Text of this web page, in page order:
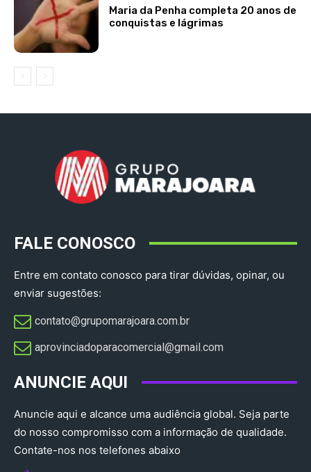
Maria da Penha completa 20 anos de
conquistas e lágrimas
FALE CONOSCO
Entre em contato conosco para tirar dúvidas, opinar, ou
enviar sugestões:
contato@grupomarajoara.com.br
aprovinciadoparacomercial@gmail.com​
ANUNCIE AQUI
Anuncie aqui e alcance uma audiência global. Seja parte
do nosso compromisso com a informação de qualidade.
Contate-nos nos telefones abaixo